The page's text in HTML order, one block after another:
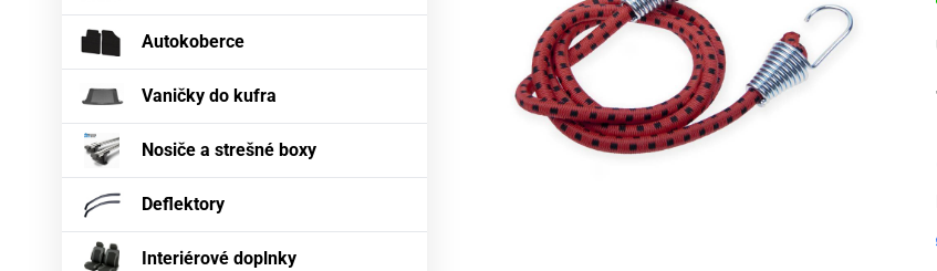
Autokoberce
Vaničky do kufra
Nosiče a strešné boxy
Deflektory
Interiérové doplnky